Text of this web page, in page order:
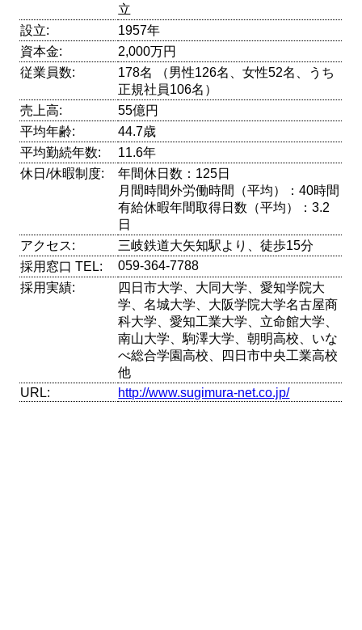
立
設立:
1957年
資本金:
2,000万円
従業員数:
178名 （男性126名、女性52名、うち
正規社員106名）
売上高:
55億円
平均年齢:
44.7歳
平均勤続年数:
11.6年
休日/休暇制度:
年間休日数：125日
月間時間外労働時間（平均）：40時間
有給休暇年間取得日数（平均）：3.2
日
アクセス:
三岐鉄道大矢知駅より、徒歩15分
採用窓口 TEL:
059-364-7788
採用実績:
四日市大学、大同大学、愛知学院大
学、名城大学、大阪学院大学名古屋商
科大学、愛知工業大学、立命館大学、
南山大学、駒澤大学、朝明高校、いな
べ総合学園高校、四日市中央工業高校
他
URL:
http://www.sugimura-net.co.jp/